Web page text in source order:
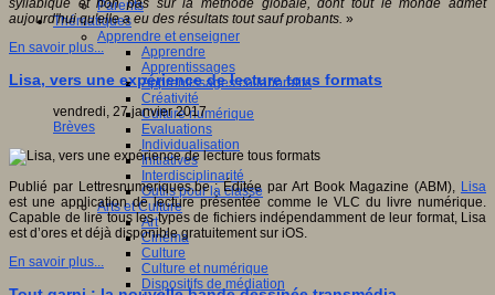
Parents
Thématiques
Apprendre et enseigner
Apprendre
Apprentissages
Apprentissages collaboratifs
Créativité
Culture numérique
Evaluations
Individualisation
Initiatives
Interdisciplinarité
Outils pour la classe
Arts et Culture
Art
Cinéma
Culture
Culture et numérique
Dispositifs de médiation
syllabique et non pas sur la méthode globale, dont tout le monde admet
aujourd'hui qu'elle a eu des résultats tout sauf probants. »
En savoir plus...
Lisa, vers une expérience de lecture tous formats
vendredi, 27 janvier 2017
Brèves
Publié par Lettresnumeriques.be : Éditée par Art Book Magazine (ABM), Lisa
est une application de lecture présentée comme le VLC du livre numérique.
Capable de lire tous les types de fichiers indépendamment de leur format, Lisa
est d’ores et déjà disponible gratuitement sur iOS.
En savoir plus...